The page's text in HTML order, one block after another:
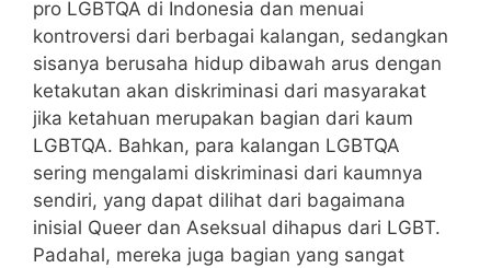
pro LGBTQA di Indonesia dan menuai
kontroversi dari berbagai kalangan, sedangkan
sisanya berusaha hidup dibawah arus dengan
ketakutan akan diskriminasi dari masyarakat
jika ketahuan merupakan bagian dari kaum
LGBTQA. Bahkan, para kalangan LGBTQA
sering mengalami diskriminasi dari kaumnya
sendiri, yang dapat dilihat dari bagaimana
inisial Queer dan Aseksual dihapus dari LGBT.
Padahal, mereka juga bagian yang sangat